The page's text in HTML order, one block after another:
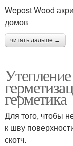
Wepost Wood
домов
читать дальше →
герметика
Для того, чтобы
к шву
скотч.